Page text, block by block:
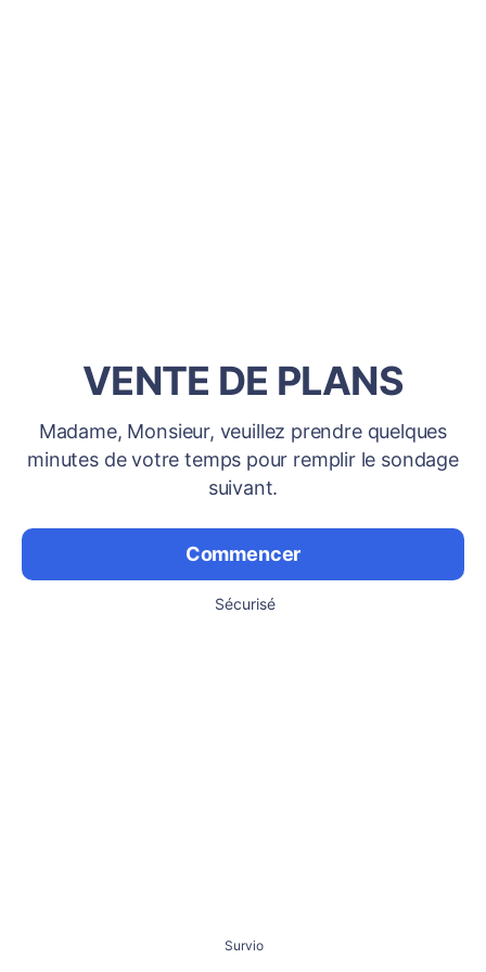
VENTE DE PLANS
Madame, Monsieur, veuillez prendre quelques
minutes de votre temps pour remplir le sondage
suivant.
Commencer
Sécurisé
Survio